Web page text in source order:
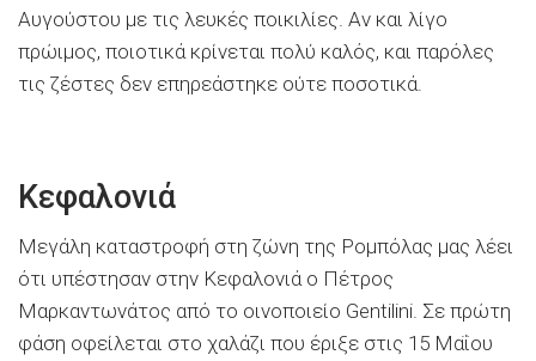
Αυγούστου με τις λευκές ποικιλίες. Αν και λίγο
πρώιμος, ποιοτικά κρίνεται πολύ καλός, και παρόλες
τις ζέστες δεν επηρεάστηκε ούτε ποσοτικά.
Κεφαλονιά
Μεγάλη καταστροφή στη ζώνη της Ρομπόλας μας λέει
ότι υπέστησαν στην Κεφαλονιά ο Πέτρος
Μαρκαντωνάτος από το οινοποιείο Gentilini. Σε πρώτη
φάση οφείλεται στο χαλάζι που έριξε στις 15 Μαΐου